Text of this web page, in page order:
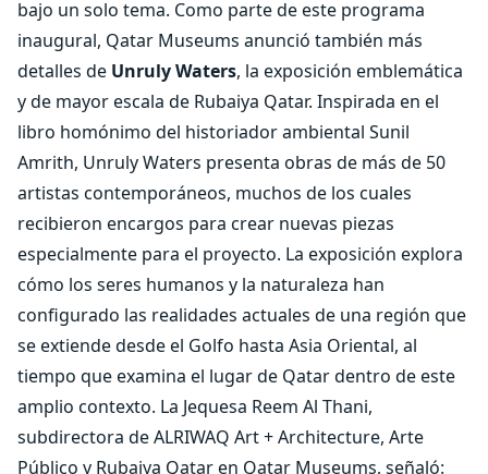
bajo un solo tema. Como parte de este programa
inaugural, Qatar Museums anunció también más
detalles de Unruly Waters, la exposición emblemática
y de mayor escala de Rubaiya Qatar. Inspirada en el
libro homónimo del historiador ambiental Sunil
Amrith, Unruly Waters presenta obras de más de 50
artistas contemporáneos, muchos de los cuales
recibieron encargos para crear nuevas piezas
especialmente para el proyecto. La exposición explora
cómo los seres humanos y la naturaleza han
configurado las realidades actuales de una región que
se extiende desde el Golfo hasta Asia Oriental, al
tiempo que examina el lugar de Qatar dentro de este
amplio contexto. La Jequesa Reem Al Thani,
subdirectora de ALRIWAQ Art + Architecture, Arte
Público y Rubaiya Qatar en Qatar Museums, señaló: